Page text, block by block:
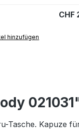
CHF
hinzufügen
Tasche. Kapuze